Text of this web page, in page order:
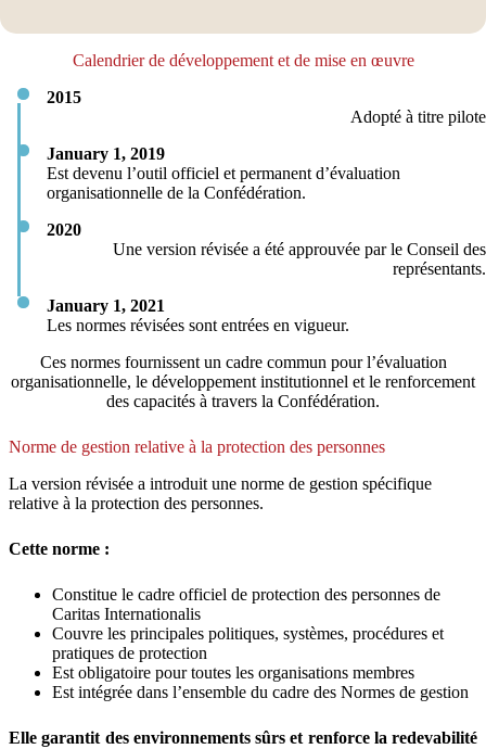
Calendrier de développement et de mise en œuvre
2015
Adopté à titre pilote
January 1, 2019
Est devenu l’outil officiel et permanent d’évaluation
organisationnelle de la Confédération.
2020
Une version révisée a été approuvée par le Conseil des
représentants.
January 1, 2021
Les normes révisées sont entrées en vigueur.
Ces normes fournissent un cadre commun pour l’évaluation
organisationnelle, le développement institutionnel et le renforcement
des capacités à travers la Confédération.
Norme de gestion relative à la protection des personnes
La version révisée a introduit une norme de gestion spécifique
relative à la protection des personnes.
Cette norme :
Constitue le cadre officiel de protection des personnes de
Caritas Internationalis
Couvre les principales politiques, systèmes, procédures et
pratiques de protection
Est obligatoire pour toutes les organisations membres
Est intégrée dans l’ensemble du cadre des Normes de gestion
Elle garantit des environnements sûrs et renforce la redevabilité